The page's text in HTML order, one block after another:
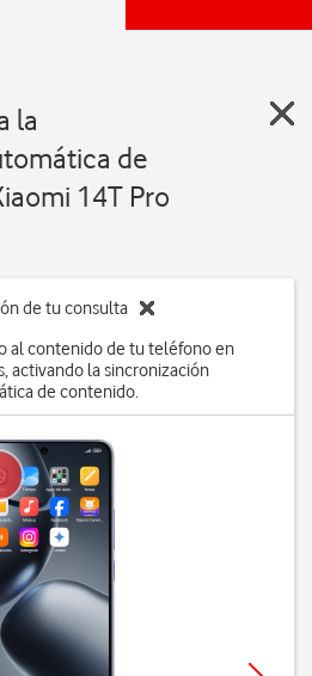
la
de
14T Pro
de tu consulta
al contenido de tu teléfono en
activando la sincronización
de contenido.